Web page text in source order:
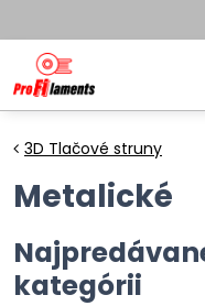
3D Tlačové struny
Metalické
kategórii